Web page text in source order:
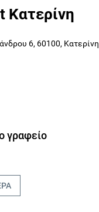
Κατερίνη
6, 60100, Κατερίνη
γραφείο